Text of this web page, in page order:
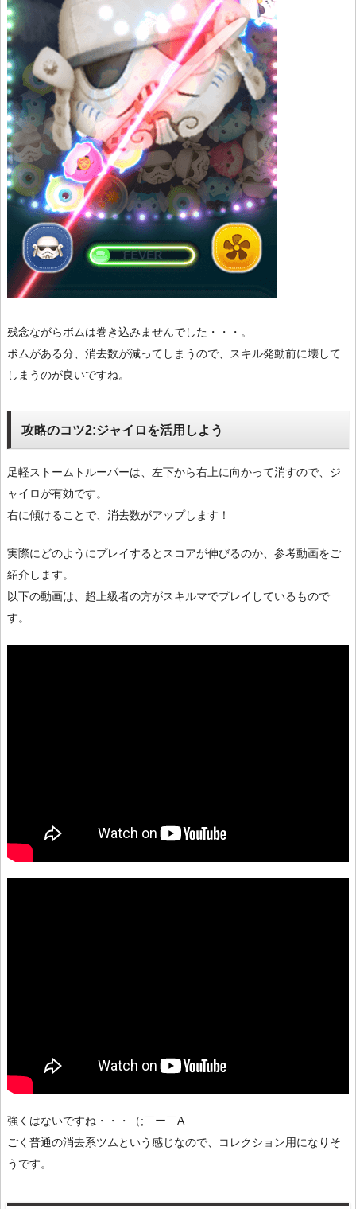
残念ながらボムは巻き込みませんでした・・・。
ボムがある分、消去数が減ってしまうので、スキル発動前に壊して
しまうのが良いですね。
攻略のコツ2:ジャイロを活用しよう
足軽ストームトルーパーは、左下から右上に向かって消すので、ジ
ャイロが有効です。
右に傾けることで、消去数がアップします！
実際にどのようにプレイするとスコアが伸びるのか、参考動画をご
紹介します。
以下の動画は、超上級者の方がスキルマでプレイしているもので
す。
強くはないですね・・・（;￣ー￣A
ごく普通の消去系ツムという感じなので、コレクション用になりそ
うです。